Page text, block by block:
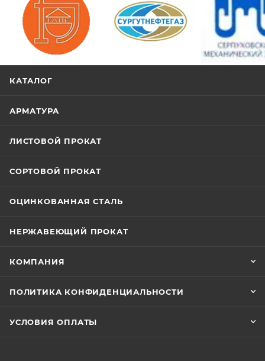
КАТАЛОГ
АРМАТУРА
ЛИСТОВОЙ ПРОКАТ
СОРТОВОЙ ПРОКАТ
ОЦИНКОВАННАЯ СТАЛЬ
НЕРЖАВЕЮЩИЙ ПРОКАТ
КОМПАНИЯ
ПОЛИТИКА КОНФИДЕНЦИАЛЬНОСТИ
УСЛОВИЯ ОПЛАТЫ